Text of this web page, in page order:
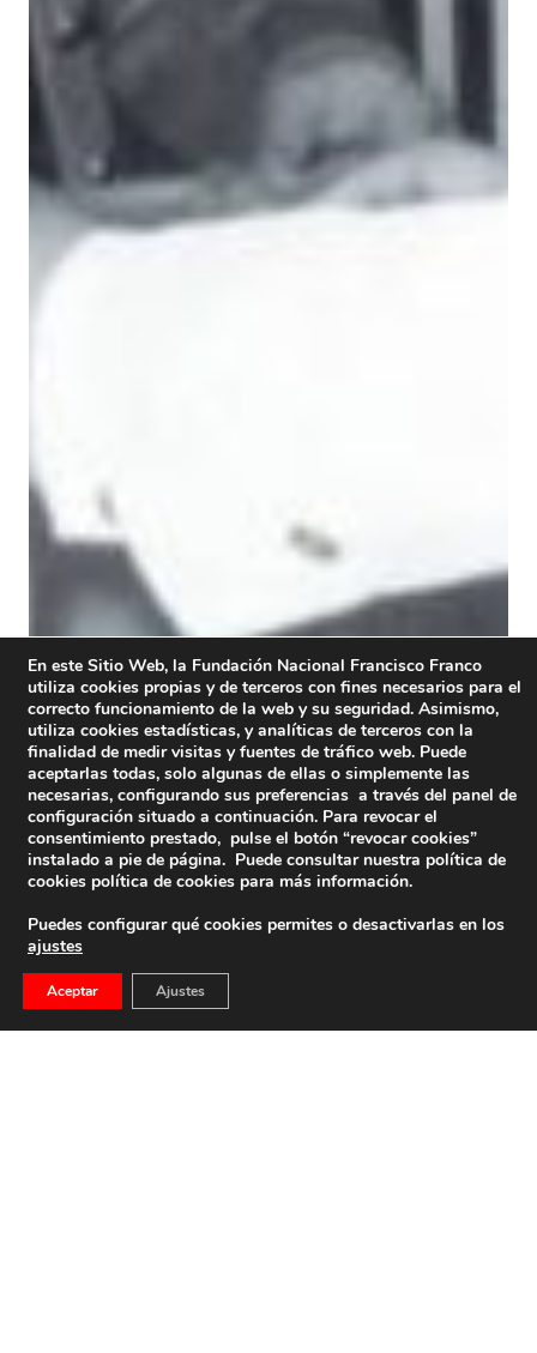
1954: Franco Realiza La Invocación Y Ofrenda Al
Santo Patrón De España, Por Carlos F. Barallobre
En este Sitio Web, la Fundación Nacional Francisco Franco
utiliza cookies propias y de terceros con fines necesarios para el
correcto funcionamiento de la web y su seguridad. Asimismo,
utiliza cookies estadísticas, y analíticas de terceros con la
finalidad de medir visitas y fuentes de tráfico web. Puede
aceptarlas todas, solo algunas de ellas o simplemente las
necesarias, configurando sus preferencias a través del panel de
configuración situado a continuación. Para revocar el
consentimiento prestado, pulse el botón “revocar cookies”
instalado a pie de página. Puede consultar nuestra política de
cookies política de cookies para más información.
Puedes configurar qué cookies permites o desactivarlas en los
ajustes
Aceptar Ajustes